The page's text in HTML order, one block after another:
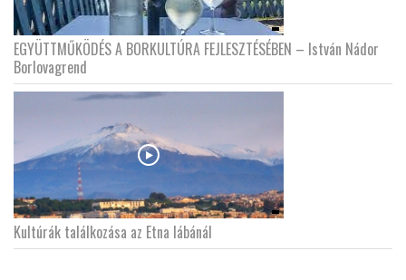
EGYÜTTMŰKÖDÉS A BORKULTÚRA FEJLESZTÉSÉBEN – István Nádor
Borlovagrend
Kultúrák találkozása az Etna lábánál